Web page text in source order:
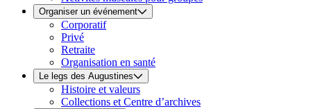
Organiser un événement
Corporatif
Privé
Retraite
Organisation en santé
Le legs des Augustines
Histoire et valeurs
Collections et Centre d’archives